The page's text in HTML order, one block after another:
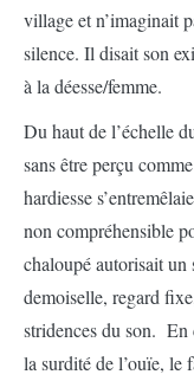
village et n’imaginait
silence. Il disait son
à la déesse/femme.
Du haut de l’échelle
sans être perçu
hardiesse
non compréhensible
chaloupé autorisait un
demoiselle, regard
stridences du son. En
la surdité de l’ouïe, le